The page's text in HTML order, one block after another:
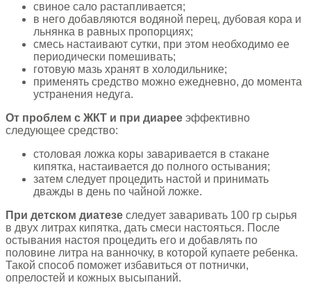
свиное сало растапливается;
в него добавляются водяной перец, дубовая кора и
льнянка в равных пропорциях;
смесь настаивают сутки, при этом необходимо ее
периодически помешивать;
готовую мазь хранят в холодильнике;
применять средство можно ежедневно, до момента
устранения недуга.
От проблем с ЖКТ и при диарее эффективно
следующее средство:
столовая ложка коры заваривается в стакане
кипятка, настаивается до полного остывания;
затем следует процедить настой и принимать
дважды в день по чайной ложке.
При детском диатезе следует заваривать 100 гр сырья
в двух литрах кипятка, дать смеси настояться. После
остывания настоя процедить его и добавлять по
половине литра на ванночку, в которой купаете ребенка.
Такой способ поможет избавиться от потнички,
опрелостей и кожных высыпаний.